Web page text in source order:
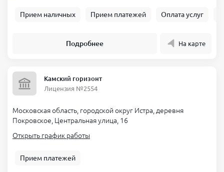
Прием наличных Прием платежей Оплата услуг
Подробнее На карте
Камский горизонт
Лицензия №2554
Московская область, городской округ Истра, деревня
Покровское, Центральная улица, 16
Открыть график работы
Прием платежей